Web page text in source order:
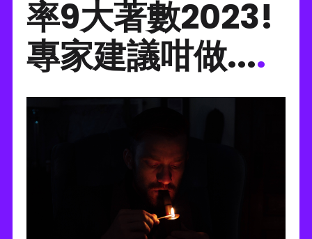
率9大著數2023!
專家建議咁做....